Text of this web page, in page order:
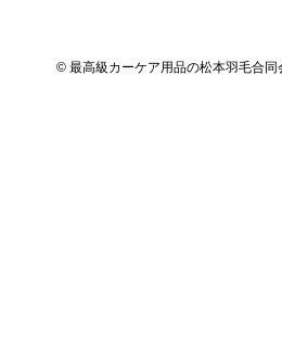
© 最高級カーケア用品の松本羽毛合